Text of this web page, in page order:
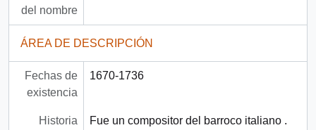
del nombre
ÁREA DE DESCRIPCIÓN
Fechas de
existencia
1670-1736
Historia
Fue un compositor del barroco italiano .